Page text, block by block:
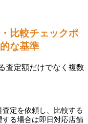
比較チェックポ
な基準
査定額だけでなく複数
査定を依頼し、比較する
する場合は即日対応店舗